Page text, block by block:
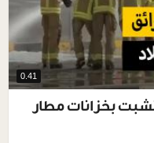
0.41
بخزانات مطار